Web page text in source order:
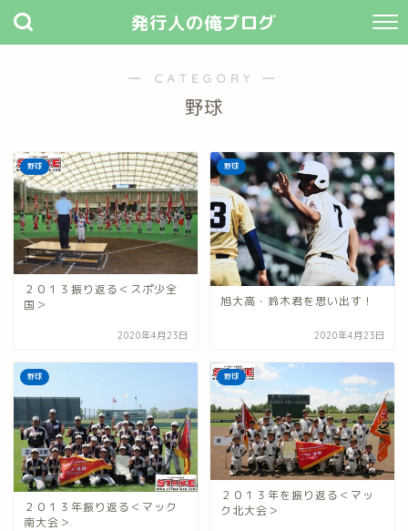
発行人の俺ブログ
― CATEGORY ―
野球
野球
２０１３振り返る＜スポ少全
国＞
2020年4月23日
野球
旭大高・鈴木君を思い出す！
2020年4月23日
野球
２０１３年振り返る＜マック
南大会＞
野球
２０１３年を振り返る＜マッ
ク北大会＞